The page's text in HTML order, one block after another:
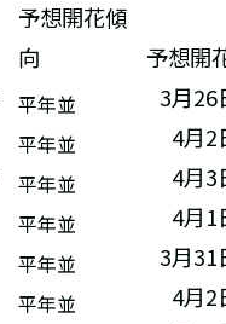
予想開花傾
向
予想開
平年並
3月26
平年並
4月2
平年並
4月3
平年並
4月1
平年並
3月31
平年並
4月2